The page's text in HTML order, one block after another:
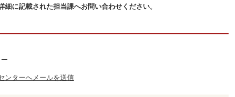
に記載された担当課へお問い合わせください。
ンターへメールを送信